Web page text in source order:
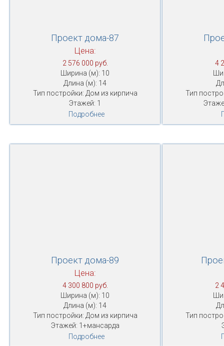
Проект дома-87
Цена:
2 576 000 руб.
Ширина (м): 10
Длина (м): 14
Тип постройки: Дом из кирпича
Этажей: 1
Подробнее
4
Тип
Проект дома-89
Цена:
4 300 800 руб.
Ширина (м): 10
Длина (м): 14
Тип постройки: Дом из кирпича
Этажей: 1+мансарда
Подробнее
2
Тип